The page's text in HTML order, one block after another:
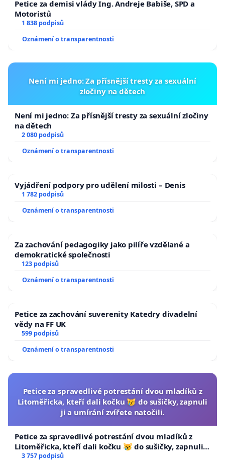
Petice za demisi vlády Ing. Andreje Babiše, SPD a
Motoristů
1 838 podpisů
Oznámení o transparentnosti
Není mi jedno: Za přísnější tresty za sexuální
zločiny na dětech
Není mi jedno: Za přísnější tresty za sexuální zločiny
na dětech
2 080 podpisů
Oznámení o transparentnosti
Vyjádření podpory pro udělení milosti – Denis
1 782 podpisů
Oznámení o transparentnosti
Za zachování pedagogiky jako pilíře vzdělané a
demokratické společnosti
123 podpisů
Oznámení o transparentnosti
Petice za zachování suverenity Katedry divadelní
vědy na FF UK
599 podpisů
Oznámení o transparentnosti
Petice za spravedlivé potrestání dvou mladíků z
Litoměřicka, kteří dali kočku 😿 do sušičky, zapnuli
ji a umírání zvířete natočili.
Petice za spravedlivé potrestání dvou mladíků z
Litoměřicka, kteří dali kočku 😿 do sušičky, zapnuli ji
a umírání zvířete natočili.
3 757 podpisů